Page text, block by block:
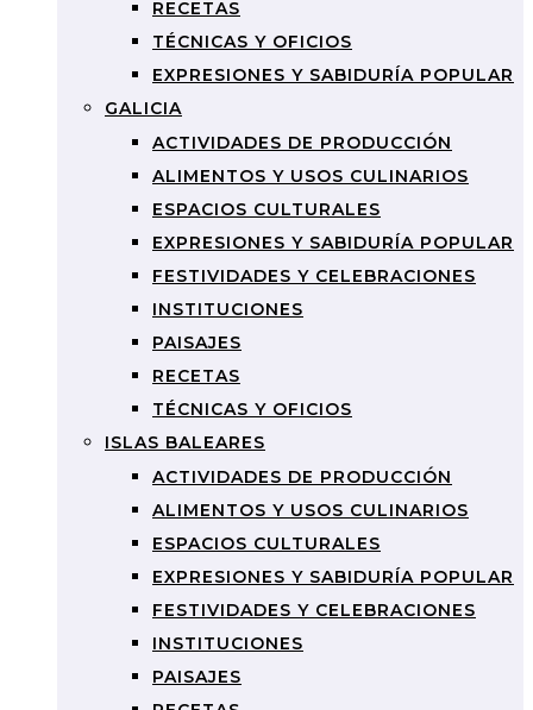
RECETAS
TÉCNICAS Y OFICIOS
EXPRESIONES Y SABIDURÍA POPULAR
GALICIA
ACTIVIDADES DE PRODUCCIÓN
ALIMENTOS Y USOS CULINARIOS
ESPACIOS CULTURALES
EXPRESIONES Y SABIDURÍA POPULAR
FESTIVIDADES Y CELEBRACIONES
INSTITUCIONES
PAISAJES
RECETAS
TÉCNICAS Y OFICIOS
ISLAS BALEARES
ACTIVIDADES DE PRODUCCIÓN
ALIMENTOS Y USOS CULINARIOS
ESPACIOS CULTURALES
EXPRESIONES Y SABIDURÍA POPULAR
FESTIVIDADES Y CELEBRACIONES
INSTITUCIONES
PAISAJES